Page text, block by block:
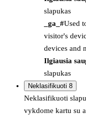
slapukas
_ga_#Used
visitor's
devices and
Ilgiausia
slapukas
Neklasifikuoti 8
Neklasifikuoti
vykdome kartu su